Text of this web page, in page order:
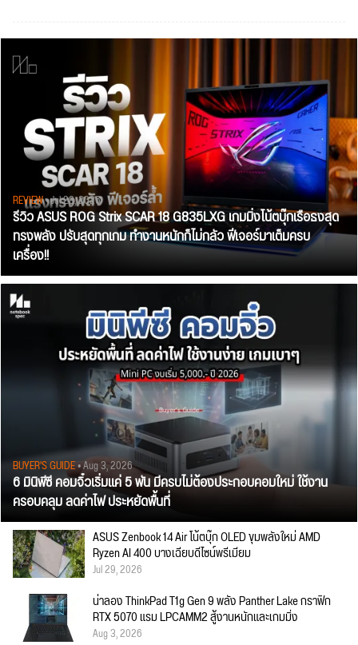
REVIEW• Jul 28, 2026
รีวิว ASUS ROG Strix SCAR 18 G835LXG เกมมิ่งโน้ตบุ๊กเรือธงสุด
ทรงพลัง ปรับสุดทุกเกม ทำงานหนักก็ไม่กลัว ฟีเจอร์มาเต็มครบ
เครื่อง!!
BUYER'S GUIDE• Aug 3, 2026
6 มินิพีซี คอมจิ๋วเริ่มแค่ 5 พัน มีครบไม่ต้องประกอบคอมใหม่ ใช้งาน
ครอบคลุม ลดค่าไฟ ประหยัดพื้นที่
ASUS Zenbook 14 Air โน้ตบุ๊ก OLED ขุมพลังใหม่ AMD
Ryzen AI 400 บางเฉียบดีไซน์พรีเมียม
Jul 29, 2026
น่าลอง ThinkPad T1g Gen 9 พลัง Panther Lake กราฟิก
RTX 5070 แรม LPCAMM2 สู้งานหนักและเกมมิ่ง
Aug 3, 2026